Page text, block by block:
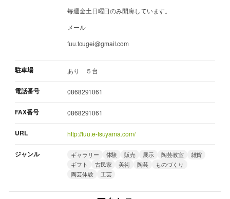
毎週金土日曜日のみ開廊しています。
メール
fuu.tougei@gmail.com
駐車場 あり ５台
電話番号 0868291061
FAX番号 0868291061
URL http://fuu.e-tsuyama.com/
ジャンル ギャラリー 体験 販売 展示 陶芸教室
雑貨
ギフト
古民家 美術 陶芸
ものづくり
陶芸体験
工芸